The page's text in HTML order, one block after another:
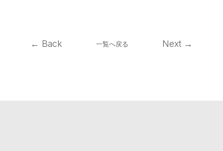
← Back 一覧へ戻る Next →